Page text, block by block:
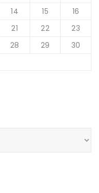
14 15
16
21 22
23
28 29
30